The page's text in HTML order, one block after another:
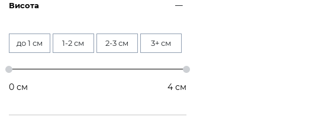
Висота
до 1 см 1-2 см 2-3 см 3+ см
0 см 4 см